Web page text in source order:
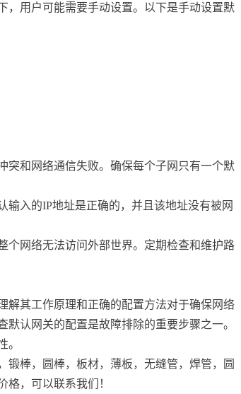
，用户可能需要手动设置。以下是手动设置默
和网络通信失败。确保每个子网只有一个默
入的IP地址是正确的，并且该地址没有被网
网络无法访问外部世界。定期检查和维护路
解其工作原理和正确的配置方法对于确保网络
认网关的配置是故障排除的重要步骤之一。
。
棒，圆棒，板材，薄板，无缝管，焊管，圆
，可以联系我们！